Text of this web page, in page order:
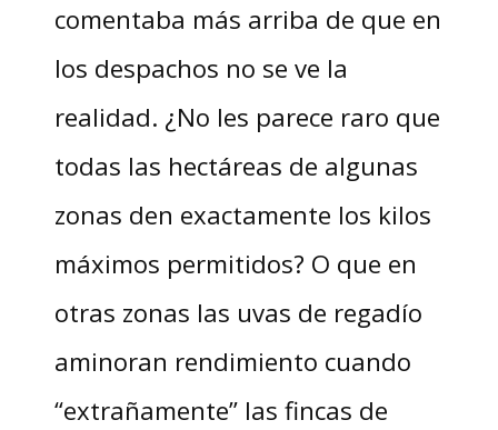
comentaba más arriba de que en
los despachos no se ve la
realidad. ¿No les parece raro que
todas las hectáreas de algunas
zonas den exactamente los kilos
máximos permitidos? O que en
otras zonas las uvas de regadío
aminoran rendimiento cuando
“extrañamente” las fincas de